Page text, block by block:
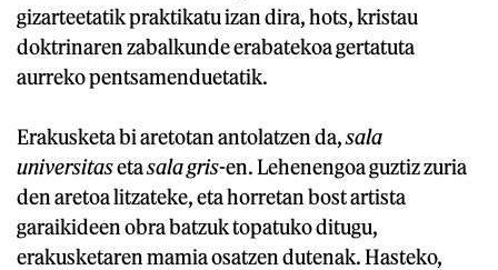
gizarteetatik praktikatu izan dira, hots, kristau
doktrinaren zabalkunde erabatekoa gertatuta
aurreko pentsamenduetatik.
Erakusketa bi aretotan antolatzen da,sala
universitasetasala gris-en. Lehenengoa guztiz zuria
den aretoa litzateke, eta horretan bost artista
garaikideen obra batzuk topatuko ditugu,
erakusketaren mamia osatzen dutenak. Hasteko,